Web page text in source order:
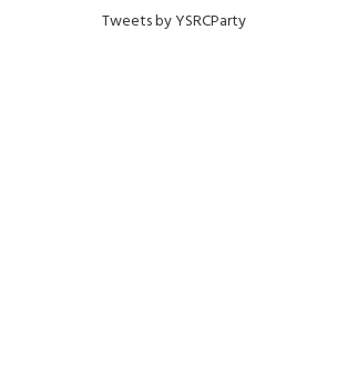
Tweets by YSRCParty